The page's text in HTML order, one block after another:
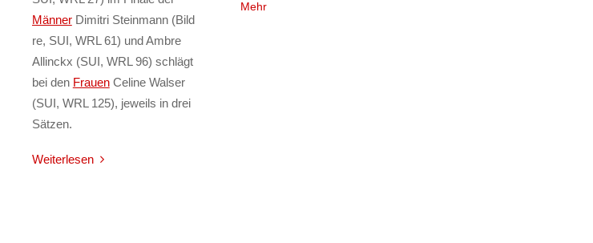
MännerDimitri Steinmann (Bild
re, SUI, WRL 61) und Ambre
Allinckx (SUI, WRL 96) schlägt
bei den FrauenCeline Walser
(SUI, WRL 125), jeweils in drei
Sätzen.
Weiterlesen
Mehr